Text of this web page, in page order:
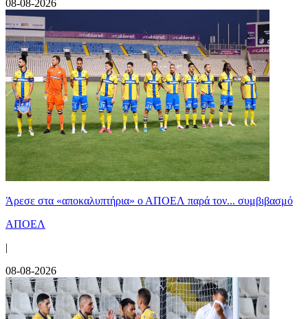
08-08-2026
Άρεσε στα «αποκαλυπτήρια» ο ΑΠΟΕΛ παρά τον... συμβιβασμό
ΑΠΟΕΛ
|
08-08-2026